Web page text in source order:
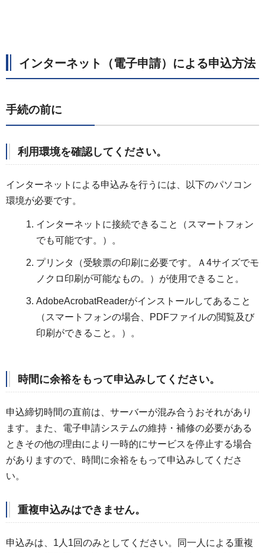
インターネット（電子申請）による申込方法
手続の前に
利用環境を確認してください。
インターネットによる申込みを行うには、以下のパソコン
環境が必要です。
インターネットに接続できること（スマートフォン
でも可能です。）。
プリンタ（受験票の印刷に必要です。Ａ4サイズでモ
ノクロ印刷が可能なもの。）が使用できること。
AdobeAcrobatReaderがインストールしてあること
（スマートフォンの場合、PDFファイルの閲覧及び
印刷ができること。）。
時間に余裕をもって申込みしてください。
申込締切時間の直前は、サーバーが混み合うおそれがあり
ます。また、電子申請システムの維持・補修の必要がある
ときその他の理由により一時的にサービスを停止する場合
がありますので、時間に余裕をもって申込みしてくださ
い。
重複申込みはできません。
申込みは、1人1回のみとしてください。同一人による重複